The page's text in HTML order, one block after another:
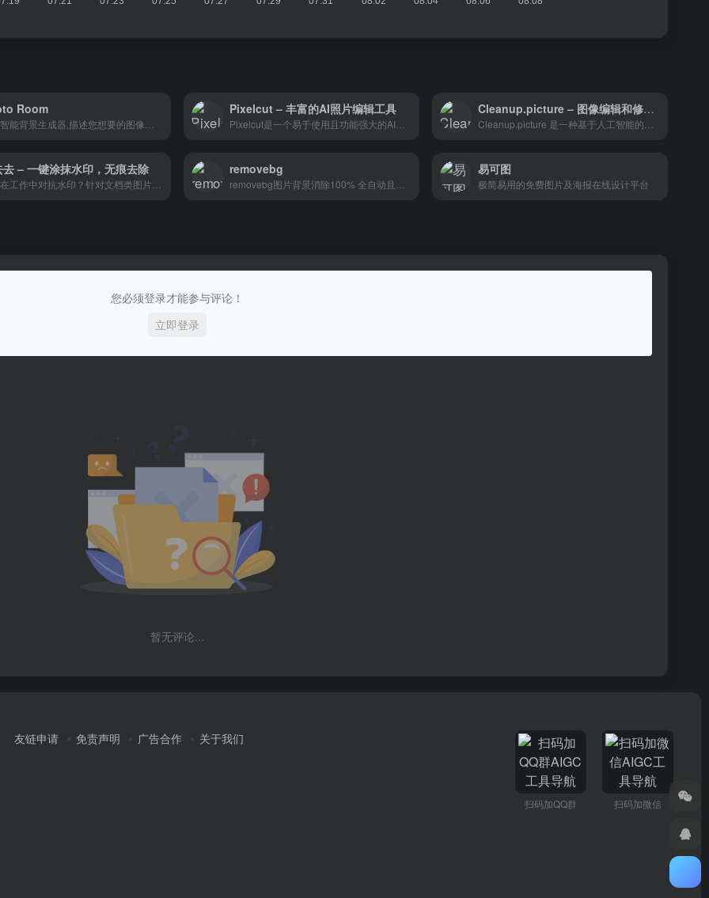
Room
人工智能背景生成器,描述您想要的图像，它会使用符合您确切要求的稳定扩散神奇地生成无限数量的独特背景
Pixelcut – 丰富的AI照片编辑工具
Pixelcut是一个易于使用且功能强大的AI照片编辑工具。它通过一系列创新的AI技术，帮助用户快速、高效地处理图片，提升图像的视觉效果和专业度。
Cleanup.picture – 图像编辑和修复工具
Cleanup.picture 是一种基于人工智能的高级编辑工具，比其他克隆图章工具要好得多。像 adobe photoshop fix 这样的克隆工具需要背景参考，而我们的 AI 只需点击几下，就能真正猜出不需要的文本、不需要的人、不需要的对象背后的内容。
去 – 一键涂抹水印，无痕去除
如何在工作中对抗水印？针对文档类图片中的水印，智能AI经过特殊训练与优化，能够更快速准确地识别并去除单个或满屏水印，同时智能修复 模糊图片，让您轻松获得如扫描般清晰的文件图片！无论是复习资料、测评问卷，或是工作中的产品手册、策划方案等，都能完美修复！
removebg
removebg图片背景消除100% 全自动且免费,简单好用！
易可图
极简易用的免费图片及海报在线设计平台
您必须登录才能参与评论！
立即登录
暂无评论...
友链申请 免责声明 广告合作 关于我们
扫码加QQ群 扫码加微信